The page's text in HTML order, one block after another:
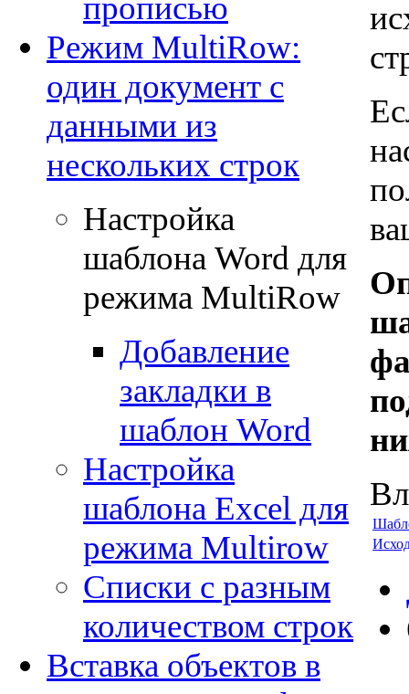
прописью
Режим MultiRow:
один документ с
данными из
нескольких строк
Настройка
шаблона Word для
режима MultiRow
Добавление
закладки в
шаблон Word
Настройка
шаблона Excel для
режима Multirow
Списки с разным
количеством строк
Вставка объектов в